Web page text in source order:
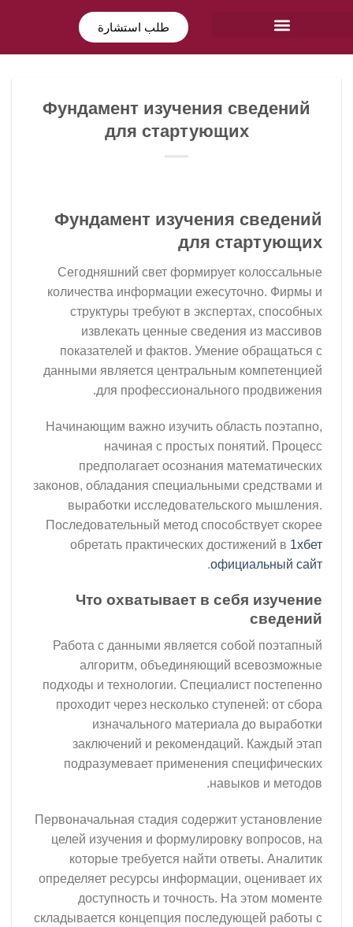
Фундамент изучения
для стартующих
Фундамент изучения
для
Сегодняшний свет формирует
количества информации
структуры требуют в
извлекать ценные сведения
показателей и фактов. Умение
данными является центральным
для профессионального
Начинающим важно изучить
начиная с простых
предполагает осознания
законов, обладания специальными
выработки
Последовательный метод
обретать практических
.
Что охватывает в
Работа с данными является
алгоритм, объединяющий
подходы и технологии.
проходит через несколько
изначального материала
заключений и рекомендаций.
подразумевает применения
Первоначальная стадия содержит
целей изучения и формулировку
которые требуется найти
определяет ресурсы информации,
доступность и точность. На
складывается концепция